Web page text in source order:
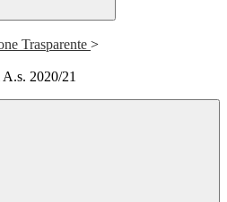
Trasparente >
2020/21